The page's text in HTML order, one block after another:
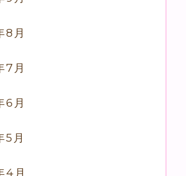
8月
7月
6月
5月
4月